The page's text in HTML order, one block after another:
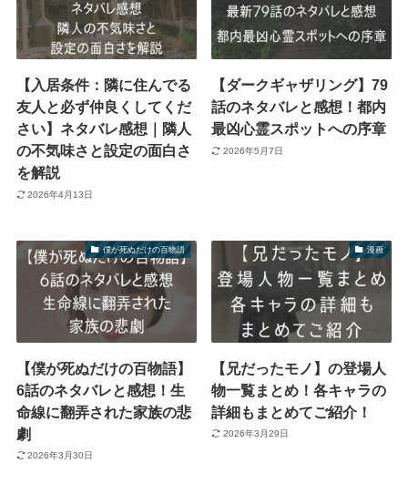
【入居条件：隣に住んでる
友人と必ず仲良くしてくだ
さい】ネタバレ感想｜隣人
の不気味さと設定の面白さ
を解説
2026年4月13日
【ダークギャザリング】79
話のネタバレと感想！都内
最凶心霊スポットへの序章
2026年5月7日
僕が死ぬだけの百物語
【僕が死ぬだけの百物語】
6話のネタバレと感想！生
命線に翻弄された家族の悲
劇
2026年3月30日
漫画
【兄だったモノ】の登場人
物一覧まとめ！各キャラの
詳細もまとめてご紹介！
2026年3月29日